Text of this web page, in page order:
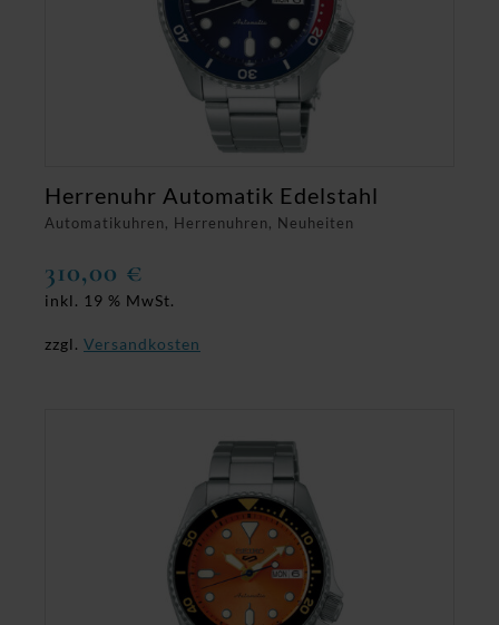
Automatikuhren, Herrenuhren, Neuheiten
Herrenuhr Automatik Edelstahl
310,00 €
inkl. 19 % MwSt.
zzgl. Versandkosten